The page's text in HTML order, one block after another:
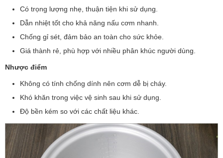
10 Hợp kim nhiều lớp phủ chống dính than hoạt tính
Binchotan
11 Titan phủ chống dính
12 Sắt phủ chống dính
13 Sứ
14 Inox (hỗn hợp thép không gỉ)
Có trọng lượng nhẹ, thuận tiện khi sử dụng.
Dẫn nhiệt tốt cho khả năng nấu cơm nhanh.
Chống gỉ sét, đảm bảo an toàn cho sức khỏe.
Giá thành rẻ, phù hợp với nhiều phân khúc người dùng.
Nhược điểm
Không có tính chống dính nên cơm dễ bị cháy.
Khó khăn trong việc vệ sinh sau khi sử dụng.
Độ bền kém so với các chất liệu khác.